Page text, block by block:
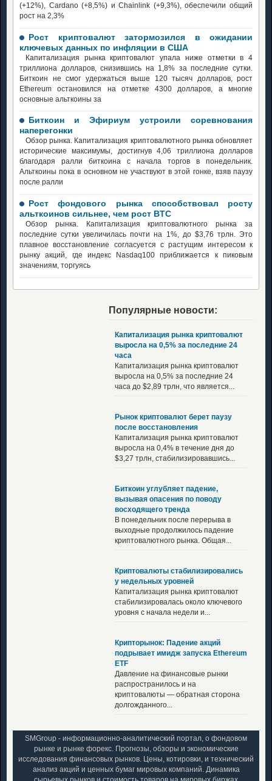
(+12%), Cardano (+8,5%) и Chainlink (+9,3%), обеспечили общий
рост на 2,3%
Рост криптовалют затормозился в ожидании
ключевых данных по инфляции в США
Капитализация рынка криптовалют упала ниже отметки в 4
триллиона долларов, снизившись на 1,8% за последние сутки.
Биткоин не смог удержаться выше 120 тысяч долларов, рост
Ethereum остановился на отметке 4300 долларов, а многие
основные альткоины за
Биткоин и Эфириум устроили соревнования
наперегонки
Обзор рынка. Капитализация криптовалютного рынка обновляет
исторические максимумы, достигнув 4,06 триллиона долларов
благодаря ралли биткоина с начала торгов в понедельник.
Альткоины пока в основном не участвуют в этой гонке, взяв паузу
после ралли
Рост фондового рынка способствовал росту
альткоинов сильнее, чем рост BTC
Обзор рынка. Капитализация криптовалютного рынка за
последние сутки увеличилась почти на 1%, до $3,76 трлн. Это
плавное восстановление согласуется с растущим интересом к
рынку акций, где индекс Nasdaq100 приближается к пиковым
значениям, торгуясь
Популярные новости:
Капитализация рынка криптовалют
выросла на 0,5% за последние 24
часа
Капитализация рынка криптовалют
выросла на 0,5% за последние 24
часа до $2,89 трлн, что является...
Рынок криптовалют берет паузу
после восстановления
Капитализация рынка криптовалют
выросла на 0,4% в течение дня до
$3,27 трлн, стабилизировавшись...
Биткоин углубляет падение,
вызывая опасения по поводу
восходящего тренда
В понедельник после перерыва в
выходные продолжилось падение
криптовалютного рынка. Общая...
Криптовалюты стабилизировались
у недельных уровней
Капитализация рынка криптовалют
стабилизировалась около ключевого
уровня с начала недели и...
Крипторынок: Падение акций
подрывает имидж запуска Ethereum
ETF
Давление на финансовые рынки
распространилось и на
криптовалюты — обратная сторона
долгожданного...
SMGroup - информационно-аналитический портал, о фондовом
рынке и рынке форекс. Прогнозы, обзоры и экономические
исследования финансовых рынков. Цены, котировки, и технический
анализ акций и ценных бумаг мировых компаний. Динамика